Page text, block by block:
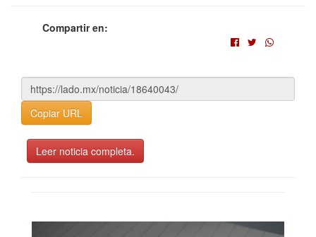
Compartir en:
Copiar URL
Leer noticia completa.